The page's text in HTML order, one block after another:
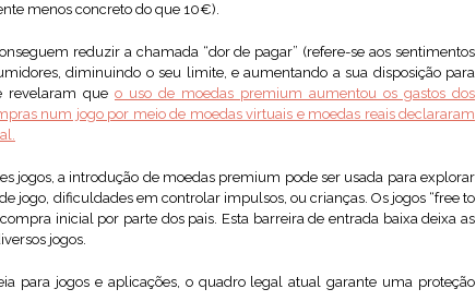
menos concreto do que 10€).
reduzir a chamada “dor de pagar” (refere-se aos sentimentos
diminuindo o seu limite, e aumentando a sua disposição para
revelaram que o uso de moedas premium aumentou os gastos dos
num jogo por meio de moedas virtuais e moedas reais declararam
jogos, a introdução de moedas premium pode ser usada para explorar
jogo, dificuldades em controlar impulsos, ou crianças. Os jogos “free to
inicial por parte dos pais. Esta barreira de entrada baixa deixa as
jogos.
para jogos e aplicações, o quadro legal atual garante uma proteção